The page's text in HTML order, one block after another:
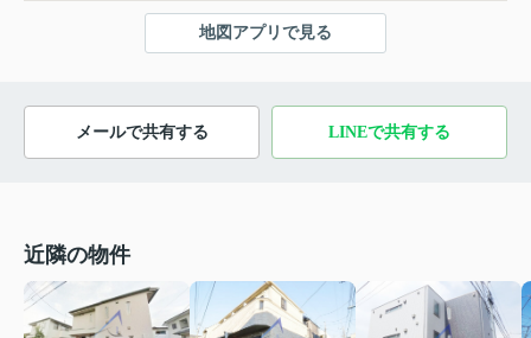
地図アプリで見る
メールで共有する LINEで共有する
近隣の物件